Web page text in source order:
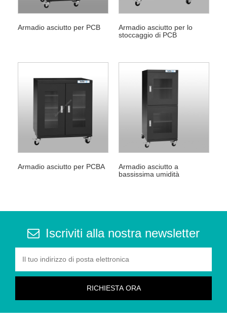
Armadio asciutto per PCB
Armadio asciutto per lo
stoccaggio di PCB
Armadio asciutto per PCBA
Armadio asciutto a
bassissima umidità
Iscriviti alla nostra newsletter